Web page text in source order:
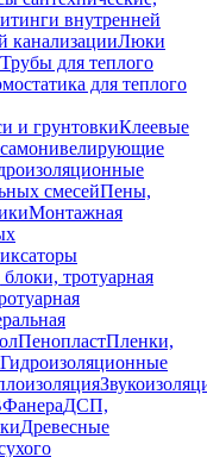
внутренней
канализацииЛюки
Трубы для теплого
для теплого
и грунтовкиКлеевые
смесейПены,
Монтажная
тротуарная
ПенопластПленки,
Гидроизоляционные
ФанераДСП,
Древесные